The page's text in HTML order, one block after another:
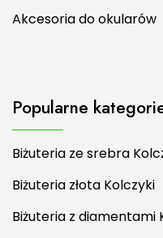
Akcesoria do okularów
Popularne
Biżuteria ze srebra
Biżuteria złota Kolczyki
Biżuteria z diamentami